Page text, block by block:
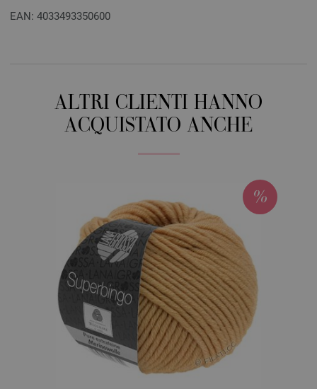
EAN: 4033493350600
ALTRI CLIENTI HANNO
ACQUISTATO ANCHE